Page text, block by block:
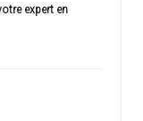
expert en